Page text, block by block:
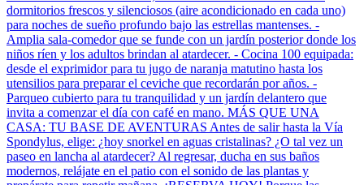
dormitorios frescos y silenciosos (aire acondicionado en cada uno)
para noches de sueño profundo bajo las estrellas mantenses. -
Amplia sala-comedor que se funde con un jardín posterior donde los
niños ríen y los adultos brindan al atardecer. - Cocina 100 equipada:
desde el exprimidor para tu jugo de naranja matutino hasta los
utensilios para preparar el ceviche que recordarán por años. -
Parqueo cubierto para tu tranquilidad y un jardín delantero que
invita a comenzar el día con café en mano. MÁS QUE UNA
CASA: TU BASE DE AVENTURAS Antes de salir hasta la Vía
Spondylus, elige: ¿hoy snorkel en aguas cristalinas? ¿O tal vez un
paseo en lancha al atardecer? Al regresar, ducha en sus baños
modernos, relájate en el patio con el sonido de las plantas y